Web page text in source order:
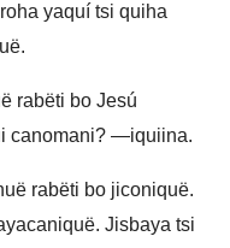
yaquí tsi quiha
rabëti bo Jesú
canomani? —iquiina.
rabëti bo jiconiquë.
Jisbaya tsi